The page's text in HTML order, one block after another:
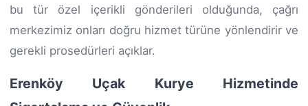
bu tür özel içerikli gönderileri olduğunda, çağrı
merkezimiz onları doğru hizmet türüne yönlendirir ve
gerekli prosedürleri açıklar.
Erenköy Uçak Kurye Hizmetinde